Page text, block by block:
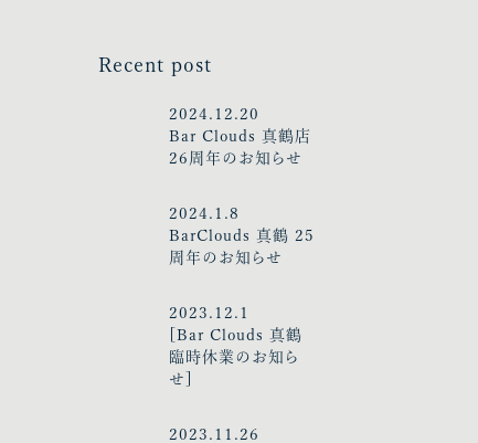
Recent post
2024.12.20
Bar Clouds 真鶴店
26周年のお知らせ
2024.1.8
BarClouds 真鶴 25
周年のお知らせ
2023.12.1
[Bar Clouds 真鶴
臨時休業のお知ら
せ]
2023.11.26